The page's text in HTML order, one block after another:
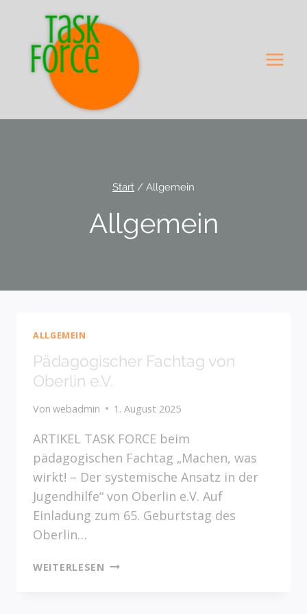
springen
Start / Allgemein
Allgemein
ALLGEMEIN
Pädagogischer Fachtag von
Oberlin e.V.
Von webadmin 1. August 2025
ARTIKEL TASK FORCE beim
pädagogischen Fachtag „Machen, was
wirkt! – Der systemische Ansatz in der
Jugendhilfe“ von Oberlin e.V. Auf
Einladung zum 65. Geburtstag des
Oberlin…
WEITERLESEN PÄDAGOGISCHER